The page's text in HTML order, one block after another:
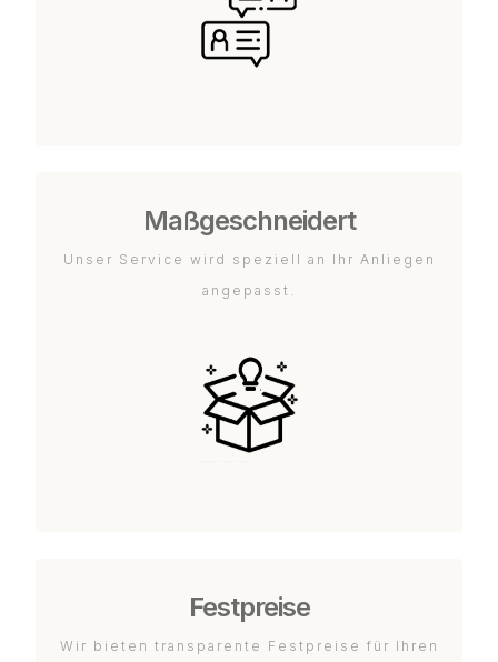
Maßgeschneidert
Unser Service wird speziell an Ihr Anliegen
angepasst.
Festpreise
Wir bieten transparente Festpreise für Ihren